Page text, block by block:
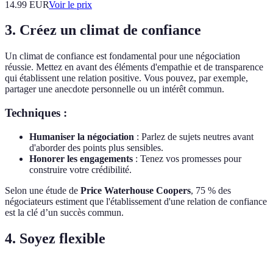
14.99 EURVoir le prix
3. Créez un climat de confiance
Un climat de confiance est fondamental pour une négociation
réussie. Mettez en avant des éléments d'empathie et de transparence
qui établissent une relation positive. Vous pouvez, par exemple,
partager une anecdote personnelle ou un intérêt commun.
Techniques :
Humaniser la négociation : Parlez de sujets neutres avant
d'aborder des points plus sensibles.
Honorer les engagements : Tenez vos promesses pour
construire votre crédibilité.
Selon une étude de Price Waterhouse Coopers, 75 % des
négociateurs estiment que l'établissement d'une relation de confiance
est la clé d’un succès commun.
4. Soyez flexible